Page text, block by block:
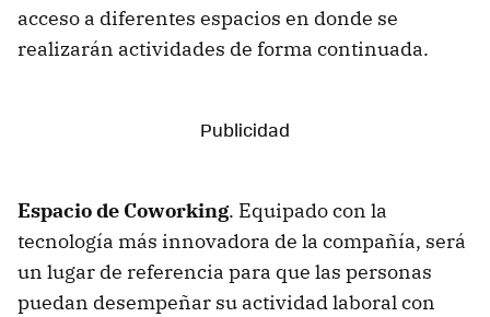
acceso a diferentes espacios en donde se
realizarán actividades de forma continuada.
Espacio de Coworking. Equipado con la
tecnología más innovadora de la compañía, será
un lugar de referencia para que las personas
puedan desempeñar su actividad laboral con